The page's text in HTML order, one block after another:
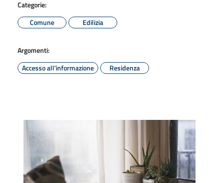
Categorie:
Comune
Edilizia
Argomenti:
Accesso all'informazione
Residenza